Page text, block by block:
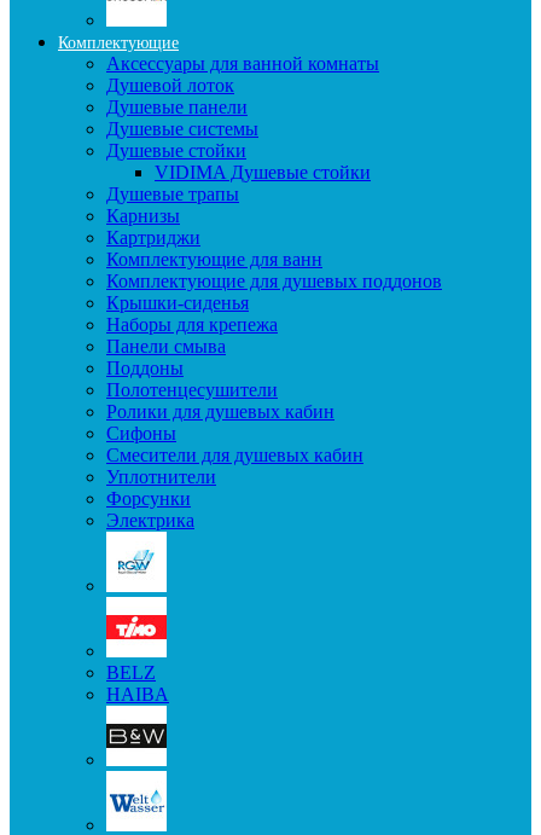
Комплектующие
Аксессуары для ванной комнаты
Душевой лоток
Душевые панели
Душевые системы
Душевые стойки
VIDIMA Душевые стойки
Душевые трапы
Карнизы
Картриджи
Комплектующие для ванн
Комплектующие для душевых поддонов
Крышки-сиденья
Наборы для крепежа
Панели смыва
Поддоны
Полотенцесушители
Ролики для душевых кабин
Сифоны
Смесители для душевых кабин
Уплотнители
Форсунки
Электрика
BELZ
HAIBA